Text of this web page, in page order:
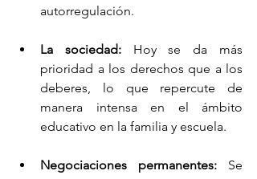
autorregulación.
La sociedad: Hoy se da más
prioridad a los derechos que a los
deberes, lo que repercute de
manera intensa en el ámbito
educativo en la familia y escuela.
Negociaciones permanentes: Se